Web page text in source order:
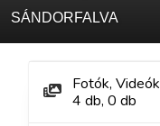
SÁNDORFALVA
Fotók, Videók
4 db, 0 db